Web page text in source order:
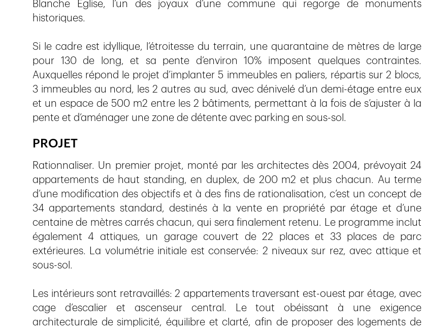
Blanche Eglise, l’un des joyaux d’une commune qui regorge de monuments
historiques.
Si le cadre est idyllique, l’étroitesse du terrain, une quarantaine de mètres de large
pour 130 de long, et sa pente d’environ 10% imposent quelques contraintes.
Auxquelles répond le projet d’implanter 5 immeubles en paliers, répartis sur 2 blocs,
3 immeubles au nord, les 2 autres au sud, avec dénivelé d’un demi-étage entre eux
et un espace de 500 m2 entre les 2 bâtiments, permettant à la fois de s’ajuster à la
pente et d’aménager une zone de détente avec parking en sous-sol.
PROJET
Rationnaliser. Un premier projet, monté par les architectes dès 2004, prévoyait 24
appartements de haut standing, en duplex, de 200 m2 et plus chacun. Au terme
d’une modification des objectifs et à des fins de rationalisation, c’est un concept de
34 appartements standard, destinés à la vente en propriété par étage et d’une
centaine de mètres carrés chacun, qui sera finalement retenu. Le programme inclut
également 4 attiques, un garage couvert de 22 places et 33 places de parc
extérieures. La volumétrie initiale est conservée: 2 niveaux sur rez, avec attique et
sous-sol.
Les intérieurs sont retravaillés: 2 appartements traversant est-ouest par étage, avec
cage d’escalier et ascenseur central. Le tout obéissant à une exigence
architecturale de simplicité, équilibre et clarté, afin de proposer des logements de